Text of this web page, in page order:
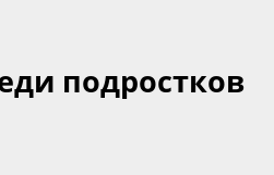
подростков